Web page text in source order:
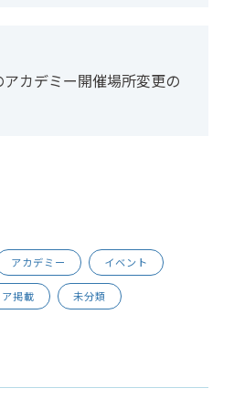
アカデミー開催場所変更の
アカデミー イベント
掲載 未分類